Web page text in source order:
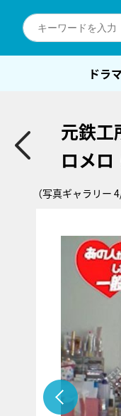
ドラ
元鉄工
ロメロ
（写真ギャラリー